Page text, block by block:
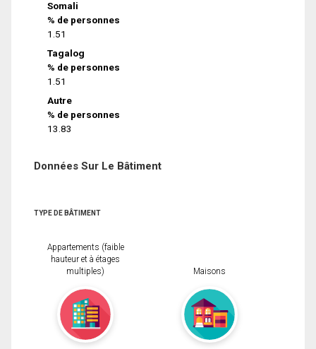
Somali
% de personnes
1.51
Tagalog
% de personnes
1.51
Autre
% de personnes
13.83
Données Sur Le Bâtiment
TYPE DE BÂTIMENT
Appartements (faible
hauteur et à étages
multiples)
Maisons